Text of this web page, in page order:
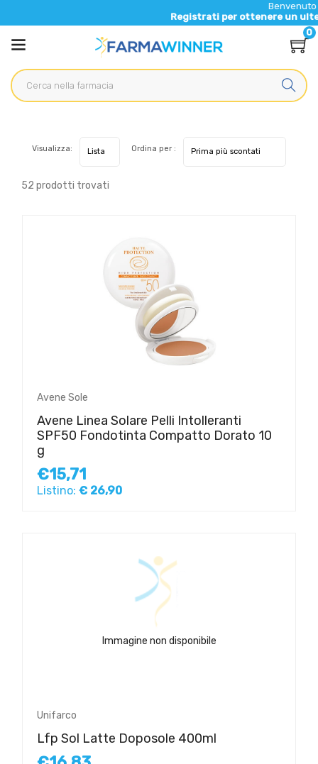
Benvenuto nel nuovo
Registrati per ottenere un ulteriore 5% di
0
52 prodotti trovati
Visualizza: Ordina per :
Avene Sole
Avene Linea Solare Pelli Intolleranti
SPF50 Fondotinta Compatto Dorato 10
g
€15,71
Listino: € 26,90
Immagine non disponibile
Unifarco
Lfp Sol Latte Doposole 400ml